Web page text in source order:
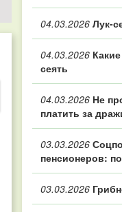
04.03.2026 Лук-
04.03.2026
сеять
04.03.2026 Не
платить за
03.03.2026
пенсионеров:
03.03.2026